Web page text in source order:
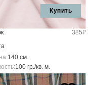
Купить
385₽
140 см.
100 гр./кв. м.